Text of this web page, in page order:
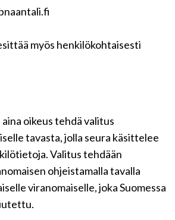
myös henkilökohtaisesti
oikeus tehdä valitus
tavasta, jolla seura käsittelee
Valitus tehdään
ohjeistamalla tavalla
viranomaiselle, joka Suomessa